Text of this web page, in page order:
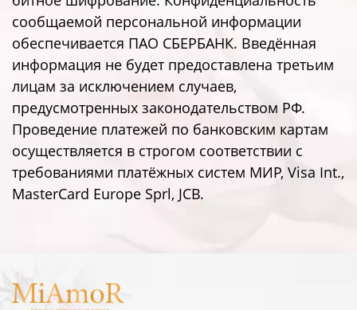
сообщаемой персональной информации
обеспечивается ПАО СБЕРБАНК. Введённая
информация не будет предоставлена третьим
лицам за исключением случаев,
предусмотренных законодательством РФ.
Проведение платежей по банковским картам
осуществляется в строгом соответствии с
требованиями платёжных систем МИР, Visa Int.,
MasterCard Europe Sprl, JCB.